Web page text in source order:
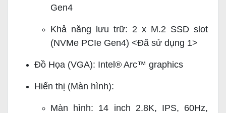
Gen4
Khả năng lưu trữ: 2 x M.2 SSD slot
(NVMe PCIe Gen4) <Đã sử dụng 1>
Đồ Họa (VGA): Intel® Arc™ graphics
Hiển thị (Màn hình):
Màn hình: 14 inch 2.8K, IPS, 60Hz,